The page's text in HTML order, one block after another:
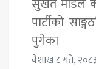
सुर्खेत मोडेल
पार्टीको
पुगेका
वैशाख ८ गते,